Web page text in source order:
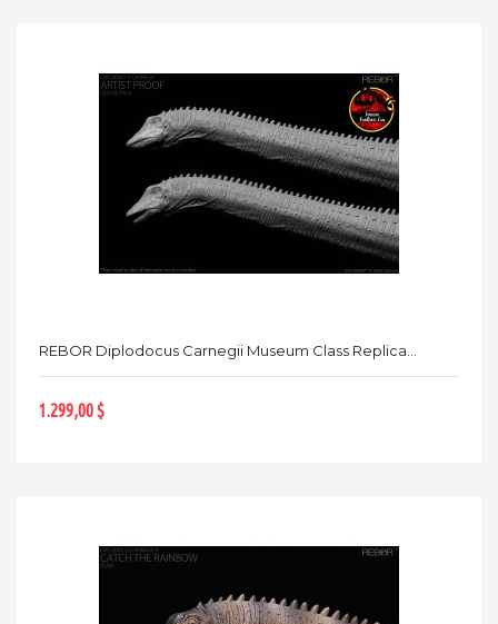
REBOR Diplodocus Carnegii Museum Class Replica...
1.299,00 $